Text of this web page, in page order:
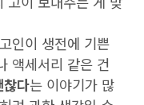
인이 생전에 기쁜
액세서리 같은 건
다는 이야기가 많